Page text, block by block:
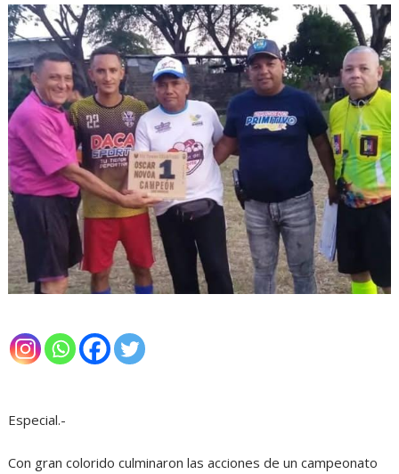
Especial.-
Con gran colorido culminaron las acciones de un campeonato